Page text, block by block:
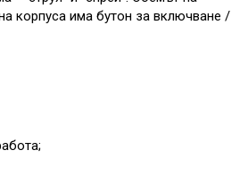
корпуса има бутон за включване /